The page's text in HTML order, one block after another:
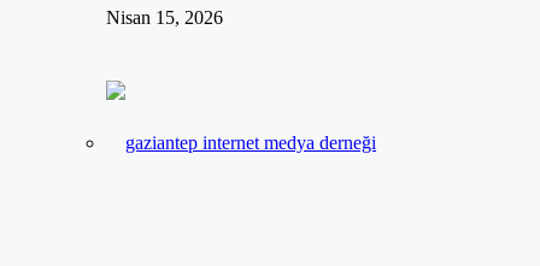
Nisan 15, 2026